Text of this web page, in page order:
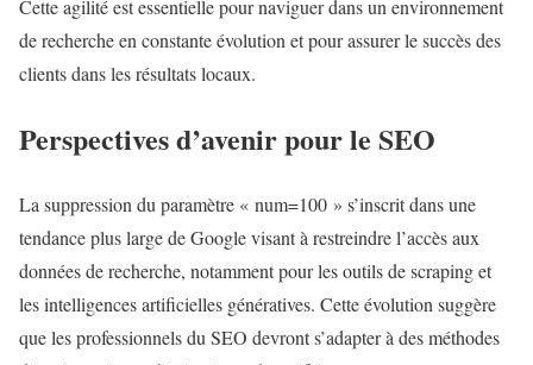
Cette agilité est essentielle pour naviguer dans un environnement
de recherche en constante évolution et pour assurer le succès des
clients dans les résultats locaux.
Perspectives d’avenir pour le SEO
La suppression du paramètre « num=100 » s’inscrit dans une
tendance plus large de Google visant à restreindre l’accès aux
données de recherche, notamment pour les outils de scraping et
les intelligences artificielles génératives. Cette évolution suggère
que les professionnels du SEO devront s’adapter à des méthodes